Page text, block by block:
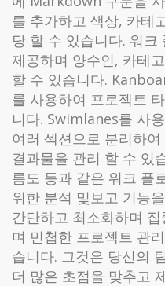
를 추가하고 색상, 카테
당 할 수 있습니다. 워
제공하며 양수인, 카테
할 수 있습니다.
를 사용하여 프로젝트
니다. Swimlanes를 사
여러 섹션으로 분리하
결과물을 관리 할 수 ​​있
름도 등과 같은 워크 플
위한 분석 및보고 기능
간단하고 최소화하며
며 민첩한 프로젝트 관
습니다. 그것은 당신의
더 많은 초점을 맞추고